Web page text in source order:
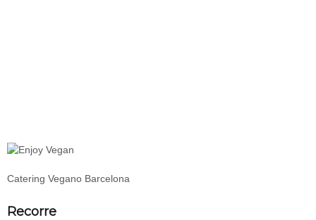
Catering Vegano Barcelona
Recorre